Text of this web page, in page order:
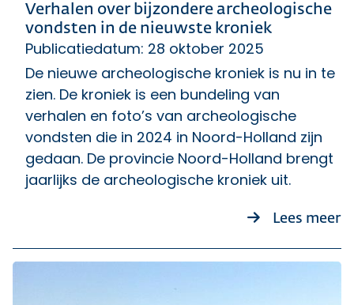
Verhalen over bijzondere archeologische
vondsten in de nieuwste kroniek
Publicatiedatum: 28 oktober 2025
De nieuwe archeologische kroniek is nu in te
zien. De kroniek is een bundeling van
verhalen en foto’s van archeologische
vondsten die in 2024 in Noord-Holland zijn
gedaan. De provincie Noord-Holland brengt
jaarlijks de archeologische kroniek uit.
Lees meer